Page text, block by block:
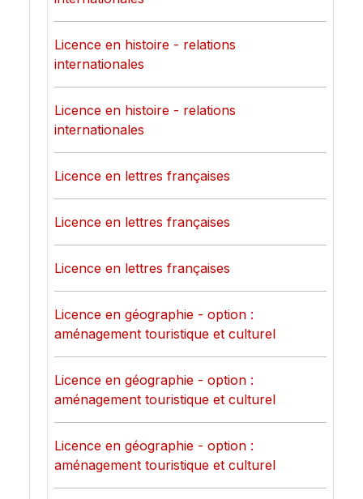
Licence en histoire - relations
internationales
Licence en histoire - relations
internationales
Licence en lettres françaises
Licence en lettres françaises
Licence en lettres françaises
Licence en géographie - option :
aménagement touristique et culturel
Licence en géographie - option :
aménagement touristique et culturel
Licence en géographie - option :
aménagement touristique et culturel